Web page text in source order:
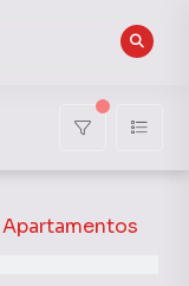
Apartamentos